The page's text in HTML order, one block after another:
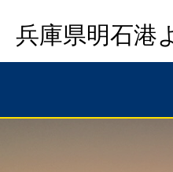
兵庫県明石港